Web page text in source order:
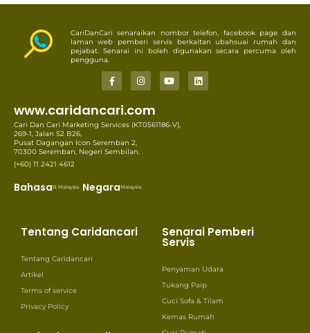
CariDanCari senaraikan nombor telefon, facebook page dan
laman web pemberi servis berkaitan ubahsuai rumah dan
pejabat. Senarai ini boleh digunakan secara percuma oleh
pengguna.
www.caridancari.com
Cari Dan Cari Marketing Services (KT0561186-V),
269-1, Jalan S2 B26,
Pusat Dagangan Icon Seremban 2,
70300 Seremban, Negeri Sembilan.
(+60) 11 2421 4612
BahasaB. Malaysia NegaraMalaysia
Tentang Caridancari
Tentang Caridancari
Artikel
Terms of service
Privacy Policy
Senarai Pemberi
Servis
Penyaman Udara
Tukang Paip
Cuci Sofa & Tilam
Kemas Rumah